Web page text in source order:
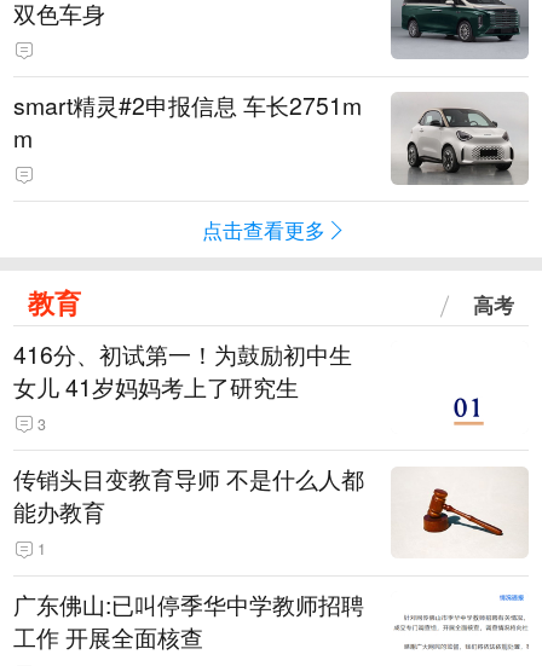
双色车身
smart精灵#2申报信息 车长2751m
m
点击查看更多
教育 高考
416分、初试第一！为鼓励初中生
女儿 41岁妈妈考上了研究生
3
传销头目变教育导师 不是什么人都
能办教育
1
广东佛山:已叫停季华中学教师招聘
工作 开展全面核查